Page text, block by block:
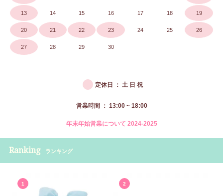
13 14 15 16 17 18 19
20 21 22 23 24 25 26
27 28 29 30
● 定休日 ： 土 日 祝
営業時間 ： 13:00 ~ 18:00
年末年始営業について 2024-2025
Ranking ランキング
1 2